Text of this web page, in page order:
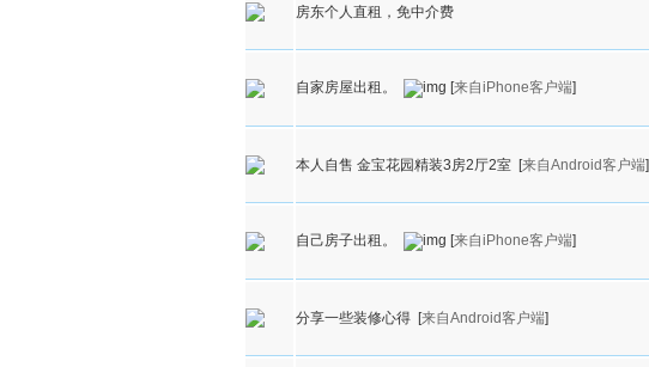
房东个人直租，免中介费
自家房屋出租。 [来自iPhone客户端]
本人自售 金宝花园精装3房2厅2室 [来自Android客户端]
自己房子出租。 [来自iPhone客户端]
分享一些装修心得 [来自Android客户端]